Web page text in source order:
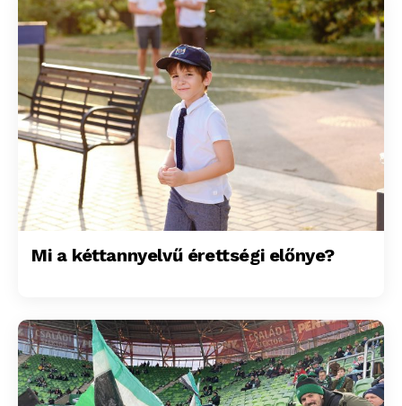
Mi a kéttannyelvű érettségi előnye?